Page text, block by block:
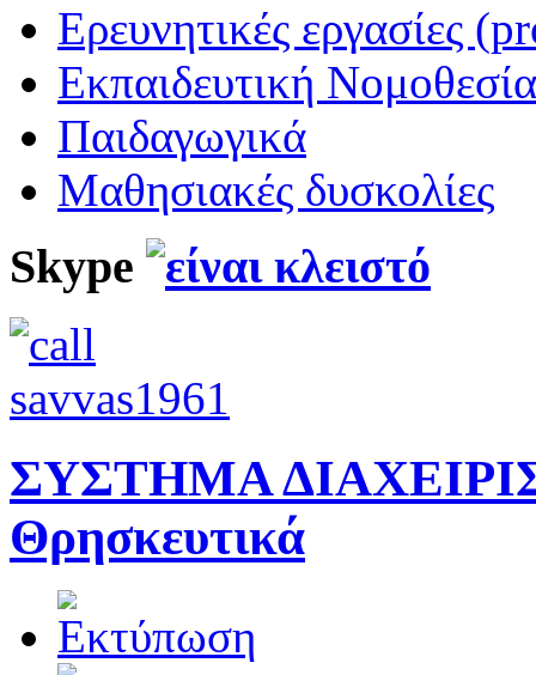
Ερευνητικές εργασίες
Εκπαιδευτική Νομοθεσία
Παιδαγωγικά
Μαθησιακές δυσκολίες
Skype
ΣΥΣΤΗΜΑ
Θρησκευτικά